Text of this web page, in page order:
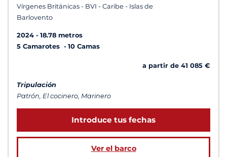
Vírgenes Británicas - BVI - Caribe - Islas de
Barlovento
2024
18.78 metros
5 Camarotes
10 Camas
a partir de 41 085 €
Tripulación
Patrón, El cocinero, Marinero
Introduce tus fechas
Ver el barco